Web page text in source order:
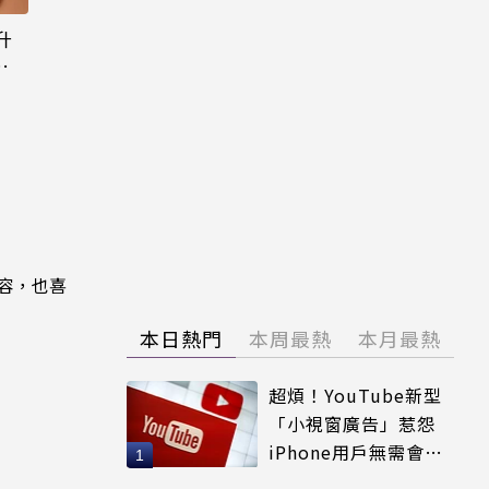
，也喜
本日熱門 本周最熱 本月最熱
超煩！YouTube新型
「小視窗廣告」惹怨
iPhone用戶無需會員